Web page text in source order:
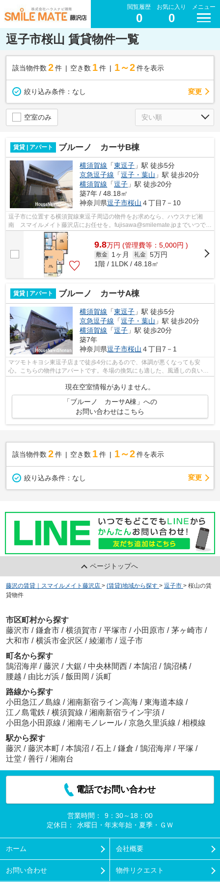
閲覧履歴
0
お気に入り
0
メニュー
逗子市桜山 賃貸物件一覧
該当物件数 2件 空き数 1 件 1～2 件を表示
絞り込み条件： なし 変更
空室のみ
賃貸 | アパート ブルーノ カーサB棟
横須賀線 「東逗子 」駅 徒歩5分
京急逗子線 「逗子・葉山 」駅 徒歩20分
横須賀線 「逗子 」駅 徒歩20分
築7年 / 48.18㎡
神奈川県逗子市桜山 ４丁目7－10
逗子市に位置する横須賀線東逗子周辺の物件をお求めなら、ハウスナビ湘
南 スマイルメイト藤沢店にお任せを。fujisawa@smilemate.jpまでいつでも
ご連絡ください。
9.8万円 (管理費等：5,000円 )
敷金 1ヶ月 礼金 5万円
1階 / 1LDK / 48.18㎡
賃貸 | アパート ブルーノ カーサA棟
横須賀線 「東逗子 」駅 徒歩5分
京急逗子線 「逗子・葉山 」駅 徒歩20分
横須賀線 「逗子 」駅 徒歩20分
築7年
神奈川県逗子市桜山 ４丁目7－1
マツモトキヨシ東逗子店まで徒歩4分にあるので、体調が悪くなっても安
心。こちらの物件はアパートです。冬場の換気にも適した、風通しの良い湿
現在空室情報がありません。
「ブルーノ カーサA棟」への
お問い合わせはこちら
該当物件数 2件 空き数 1 件 1～2 件を表示
絞り込み条件： なし 変更
ページトップへ
藤沢の賃貸｜スマイルメイト藤沢店 > (賃貸)地域から探す > 逗子市 > 桜山の賃
貸物件
市区町村から探す
藤沢市 / 鎌倉市 / 横須賀市 / 平塚市 / 小田原市 / 茅ヶ崎市 /
大和市 / 横浜市金沢区 / 綾瀬市 / 逗子市
町名から探す
鵠沼海岸 / 藤沢 / 大鋸 / 中央林間西 / 本鵠沼 / 鵠沼橘 /
腰越 / 由比ガ浜 / 飯田岡 / 浜町
路線から探す
小田急江ノ島線 / 湘南新宿ライン高海 / 東海道本線 /
江ノ島電鉄 / 横須賀線 / 湘南新宿ライン宇須 /
小田急小田原線 / 湘南モノレール / 京急久里浜線 / 相模線
駅から探す
藤沢 / 藤沢本町 / 本鵠沼 / 石上 / 鎌倉 / 鵠沼海岸 / 平塚 /
辻堂 / 善行 / 湘南台
電話でお問い合わせ
営業時間：
9：30～18：00
定休日：
水曜日・年末年始・夏季・ＧＷ
ホーム 会社概要
お問い合わせ 物件リクエスト